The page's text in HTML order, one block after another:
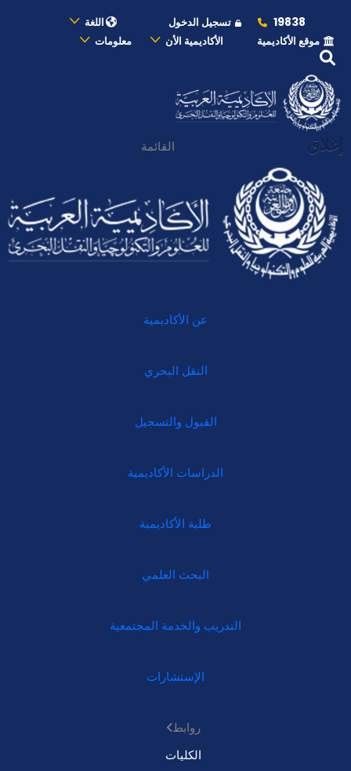
19838 تسجيل الدخول
اللغة
موقع الأكاديمية
الأكاديمية الأن معلومات
إغلاق القائمة
عن الأكاديمية
النقل البحري
القبول والتسجيل
الدراسات الأكاديمية
طلبة الأكاديمية
البحث العلمي
التدريب والخدمة المجتمعية
الإستشارات
روابط
الكليات